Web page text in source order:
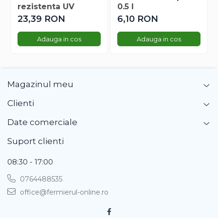
Dovlecel Ornamental
Dovleci Ornamentali
Erigeron
Esoltia
Floare De Cristal
Floarea Miresei
Floarea Pasiunii
Flori Anuale Pitice
Flori De Piatra
Fumoasa Noptii
Galbenele
rezistenta UV
23,39 RON
Adauga in cos
0.5 l
6,10 RON
Adauga in cos
Magazinul meu
Clienti
Date comerciale
Suport clienti
08:30 - 17:00
0764488535
office@fermierul-online.ro